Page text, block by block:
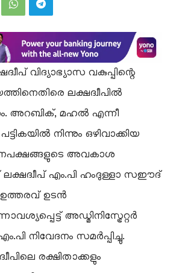
വിദ്യാഭ്യാസ വകുപ്പിന്റെ
ലക്ഷദ്വീപിൽ
അറബിക്, മഹൽ എന്നീ
നിന്നും ഒഴിവാക്കിയ
അവകാശ
എം.പി ഹംദുള്ളാ സഈദ്
ഉടൻ
അഡ്മിനിസ്ട്രേറ്റർ
നിവേദനം സമർപ്പിച്ചു.
രക്ഷിതാക്കളും